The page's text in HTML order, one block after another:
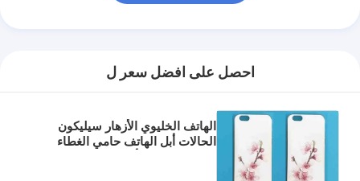
احصل على افضل سعر ل
الهاتف الخليوي الأزهار سيليكون
الحالات أبل الهاتف حامي الغطاء